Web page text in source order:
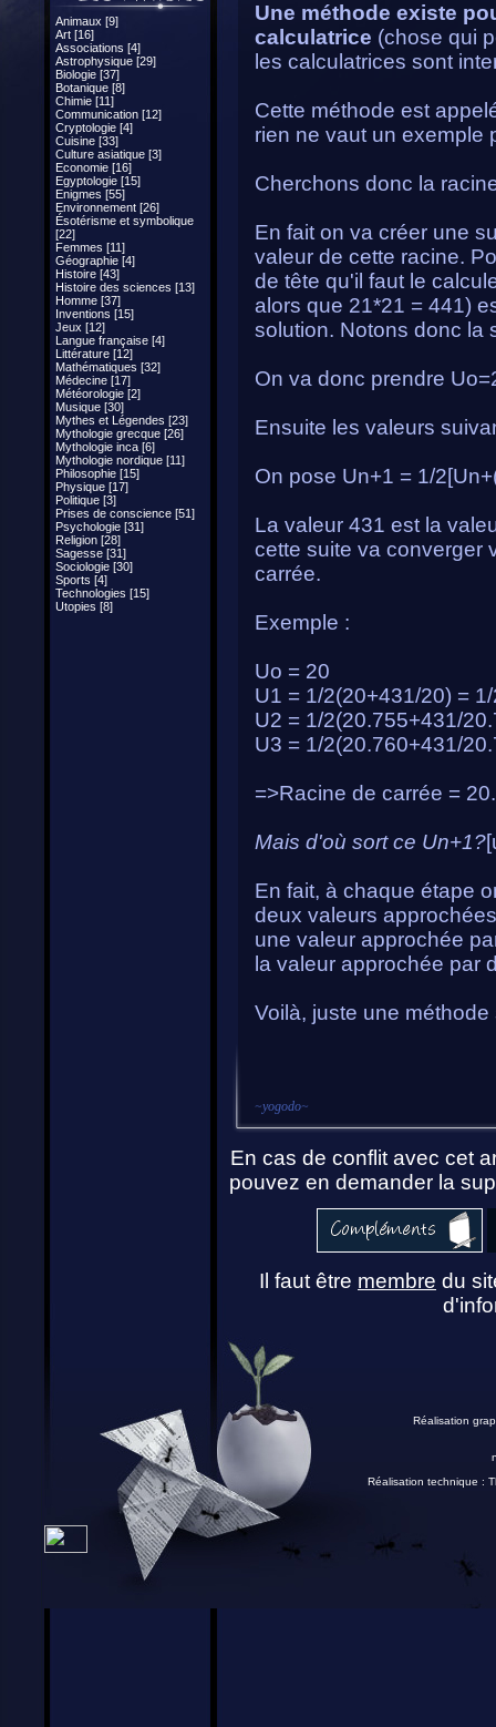
Animaux [9]
Art [16]
Associations [4]
Astrophysique [29]
Biologie [37]
Botanique [8]
Chimie [11]
Communication [12]
Cryptologie [4]
Cuisine [33]
Culture asiatique [3]
Economie [16]
Egyptologie [15]
Enigmes [55]
Environnement [26]
Ésotérisme et symbolique
[22]
Femmes [11]
Géographie [4]
Histoire [43]
Histoire des sciences [13]
Homme [37]
Inventions [15]
Jeux [12]
Langue française [4]
Littérature [12]
Mathématiques [32]
Médecine [17]
Météorologie [2]
Musique [30]
Mythes et Légendes [23]
Mythologie grecque [26]
Mythologie inca [6]
Mythologie nordique [11]
Philosophie [15]
Physique [17]
Politique [3]
Prises de conscience [51]
Psychologie [31]
Religion [28]
Sagesse [31]
Sociologie [30]
Sports [4]
Technologies [15]
Utopies [8]
Une méthode existe
calculatrice (chose qui
les calculatrices sont
Cette méthode est
rien ne vaut un exemple
Cherchons donc la
En fait on va créer une
valeur de cette racine.
de tête qu'il faut le
alors que 21*21 = 441)
solution. Notons donc la
On va donc prendre
Ensuite les valeurs
On pose Un+1 = 1/
La valeur 431 est la
cette suite va converger
carrée.
Exemple :
Uo = 20
U1 = 1/2(20+431/20) =
U2 = 1/2(20.755+431/
U3 = 1/2(20.760+431/
=>Racine de carrée =
Mais d'où sort ce Un+1?
En fait, à chaque étape
deux valeurs
une valeur approchée
la valeur approchée par
Voilà, juste une
~yogodo~
En cas de conflit avec cet
pouvez en demander la
Il faut être membre du
Réalisation
Réalisation technique :